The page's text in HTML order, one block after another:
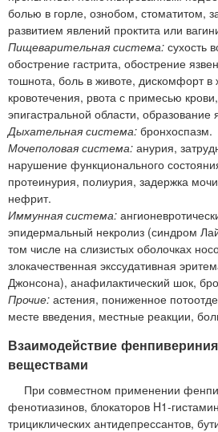
болью в горле, ознобом, стоматитом,
развитием явлений проктита или
Пищеварительная система: сухость
обострение гастрита, обострение
тошнота, боль в животе, дискомфорт
кровотечения, рвота с примесью
эпигастральной области, образование
Дыхательная система: бронхоспазм.
Мочеполовая система: анурия,
нарушение функционального
протеинурия, полиурия, задержка
нефрит.
Иммунная система:
эпидермальный некролиз (синдром
том числе на слизистых оболочках
злокачественная экссудативная
Джонсона), анафилактический шок,
Прочие: астения, пониженное
месте введения, местные реакции,
Взаимодействие
веществами
При совместном применении
фенотиазинов, блокаторов H1-
трициклических антидепрессантов,